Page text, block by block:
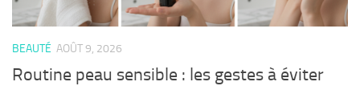
BEAUTÉ AOÛT 9, 2026
Routine peau sensible : les gestes à éviter